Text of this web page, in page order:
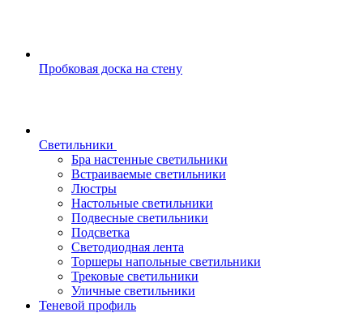
Пробковая доска на стену
Светильники
Бра настенные светильники
Встраиваемые светильники
Люстры
Настольные светильники
Подвесные светильники
Подсветка
Светодиодная лента
Торшеры напольные светильники
Трековые светильники
Уличные светильники
Теневой профиль